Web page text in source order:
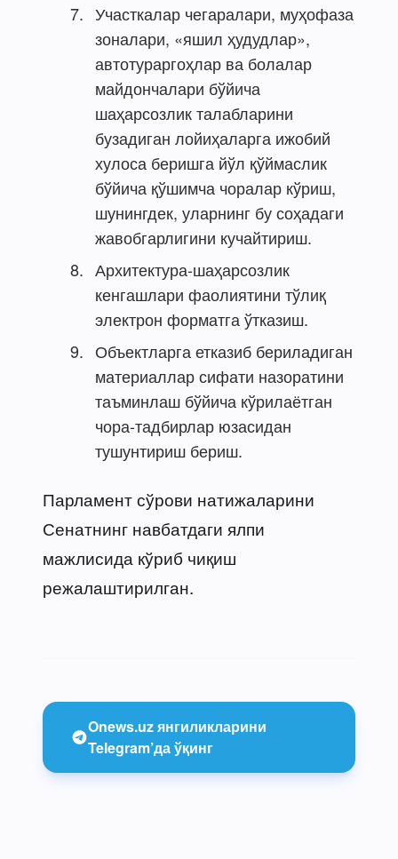
Участкалар чегаралари, муҳофаза
зоналари, «яшил ҳудудлар»,
автотураргоҳлар ва болалар
майдончалари бўйича
шаҳарсозлик талабларини
бузадиган лойиҳаларга ижобий
хулоса беришга йўл қўймаслик
бўйича қўшимча чоралар кўриш,
шунингдек, уларнинг бу соҳадаги
жавобгарлигини кучайтириш.
Архитектура-шаҳарсозлик
кенгашлари фаолиятини тўлиқ
электрон форматга ўтказиш.
Объектларга етказиб бериладиган
материаллар сифати назоратини
таъминлаш бўйича кўрилаётган
чора-тадбирлар юзасидан
тушунтириш бериш.
Парламент сўрови натижаларини
Сенатнинг навбатдаги ялпи
мажлисида кўриб чиқиш
режалаштирилган.
Onews.uz янгиликларини
Telegram’да ўқинг